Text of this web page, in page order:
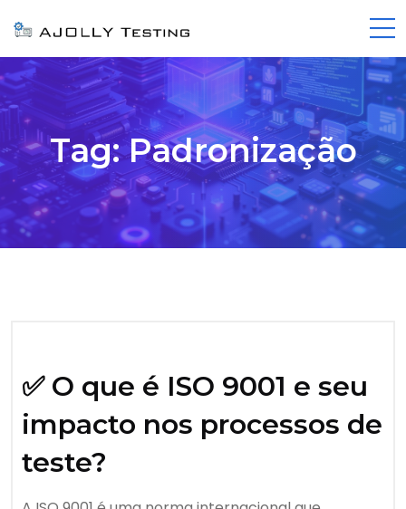
Tag:Padronização
✅ O que é ISO 9001 e seu
impacto nos processos de
teste?